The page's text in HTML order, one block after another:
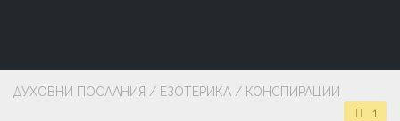
ДУХОВНИ ПОСЛАНИЯ / ЕЗОТЕРИКА / КОНСПИРАЦИИ
1